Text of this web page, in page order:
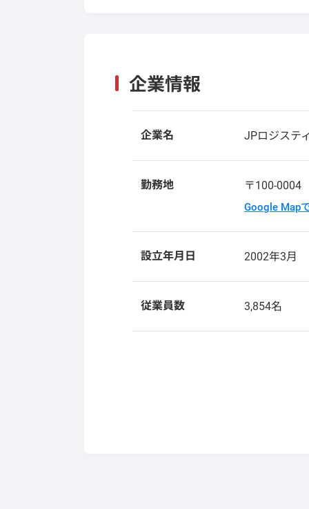
企業情報
企業名 JPロジステ
勤務地 〒100-
Google Map
設立年月日 2002年3月
従業員数 3,854名